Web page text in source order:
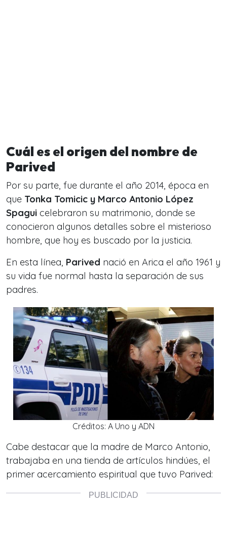
Cuál es el origen del nombre de
Parived
Por su parte, fue durante el año 2014, época en
que Tonka Tomicic y Marco Antonio López
Spagui celebraron su matrimonio, donde se
conocieron algunos detalles sobre el misterioso
hombre, que hoy es buscado por la justicia.
En esta línea, Parived nació en Arica el año 1961 y
su vida fue normal hasta la separación de sus
padres.
Créditos: A Uno y ADN
Cabe destacar que la madre de Marco Antonio,
trabajaba en una tienda de artículos hindúes, el
primer acercamiento espiritual que tuvo Parived: